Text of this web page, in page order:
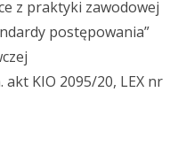
z praktyki zawodowej
postępowania”
akt KIO 2095/20, LEX nr